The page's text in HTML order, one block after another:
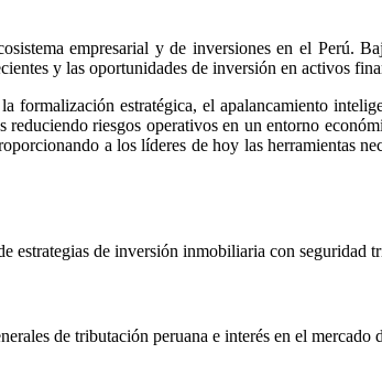
empresarial y de inversiones en el Perú.
y las oportunidades de inversión en activos
formalización estratégica, el apalancamiento
riesgos operativos en un entorno
a los líderes de hoy las herramientas
estrategias de inversión inmobiliaria con seguridad
de tributación peruana e interés en el